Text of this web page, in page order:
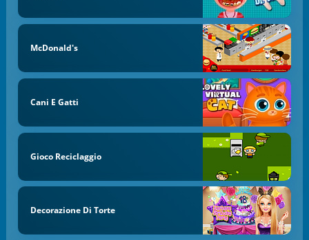
McDonald's
Cani E Gatti
Gioco Reciclaggio
Decorazione Di Torte